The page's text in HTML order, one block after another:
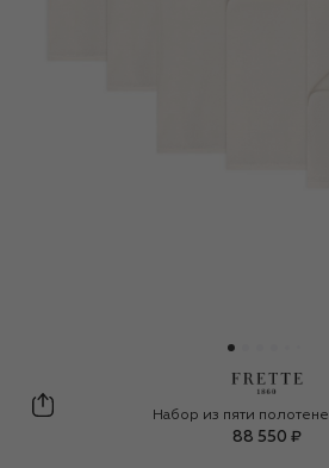
Frette
Набор из пяти
88 550 ₽